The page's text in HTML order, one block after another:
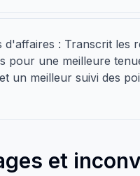
d'affaires : Transcrit les
pour une meilleure
un meilleur suivi des
et